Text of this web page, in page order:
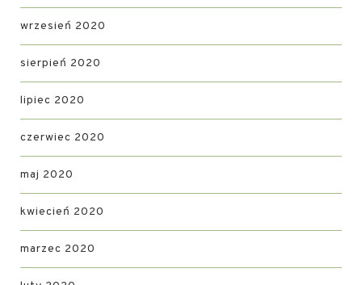
wrzesień 2020
sierpień 2020
lipiec 2020
czerwiec 2020
maj 2020
kwiecień 2020
marzec 2020